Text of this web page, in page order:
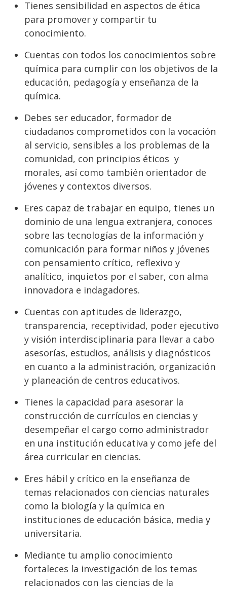
Tienes sensibilidad en aspectos de ética
para promover y compartir tu
conocimiento.
Cuentas con todos los conocimientos sobre
química para cumplir con los objetivos de la
educación, pedagogía y enseñanza de la
química.
Debes ser educador, formador de
ciudadanos comprometidos con la vocación
al servicio, sensibles a los problemas de la
comunidad, con principios éticos y
morales, así como también orientador de
jóvenes y contextos diversos.
Eres capaz de trabajar en equipo, tienes un
dominio de una lengua extranjera, conoces
sobre las tecnologías de la información y
comunicación para formar niños y jóvenes
con pensamiento crítico, reflexivo y
analítico, inquietos por el saber, con alma
innovadora e indagadores.
Cuentas con aptitudes de liderazgo,
transparencia, receptividad, poder ejecutivo
y visión interdisciplinaria para llevar a cabo
asesorías, estudios, análisis y diagnósticos
en cuanto a la administración, organización
y planeación de centros educativos.
Tienes la capacidad para asesorar la
construcción de currículos en ciencias y
desempeñar el cargo como administrador
en una institución educativa y como jefe del
área curricular en ciencias.
Eres hábil y crítico en la enseñanza de
temas relacionados con ciencias naturales
como la biología y la química en
instituciones de educación básica, media y
universitaria.
Mediante tu amplio conocimiento
fortaleces la investigación de los temas
relacionados con las ciencias de la